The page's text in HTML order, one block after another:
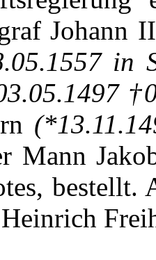
Johann
in
Mann
, bestellt.
Heinrich